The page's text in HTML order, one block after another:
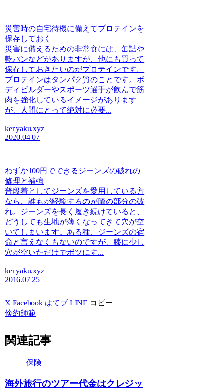
災害時の自宅待機に備えてプロテインを
保存しておく
災害に備えるための非常食には、缶詰や
乾パンなどがありますが、他にも買って
保存しておきたいのがプロテインです。
プロテインはタンパク質のことです。ボ
ディビルダーやスポーツ選手が飲んで筋
肉を強化しているイメージがあります
が、人間にとって絶対に必要...
kenyaku.xyz
2020.04.07
わずか100円でできるジーンズの破れの
修理と補強
普段着としてジーンズを愛用している方
なら、誰もが経験するのが膝の部分の破
れ。ジーンズを長く履き続けていると、
どうしても生地が薄くなってきて穴が空
いてしまいます。ある種、ジーンズの宿
命と言えなくもないのですが、膝に少し
穴が空いただけでボツにす...
kenyaku.xyz
2016.07.25
X Facebook はてブ LINE コピー
倹約師範
関連記事
保険
海外旅行のツアー代金はクレジッ